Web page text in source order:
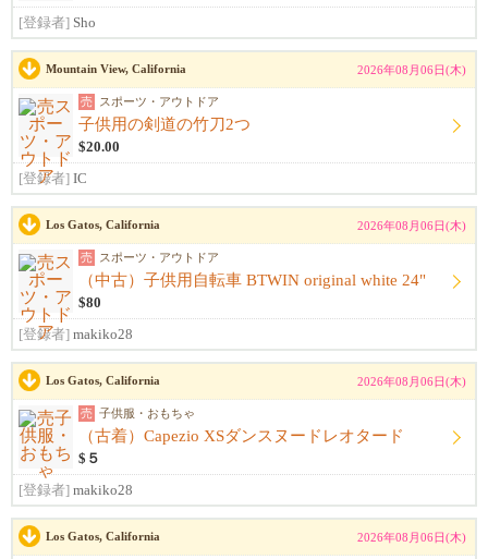
[登録者] Sho
Mountain View, California 2026年08月06日(木)
売 スポーツ・アウトドア
子供用の剣道の竹刀2つ
$20.00
[登録者] IC
Los Gatos, California 2026年08月06日(木)
売 スポーツ・アウトドア
（中古）子供用自転車 BTWIN original white 24"
$80
[登録者] makiko28
Los Gatos, California 2026年08月06日(木)
売 子供服・おもちゃ
（古着）Capezio XSダンスヌードレオタード
$５
[登録者] makiko28
Los Gatos, California 2026年08月06日(木)